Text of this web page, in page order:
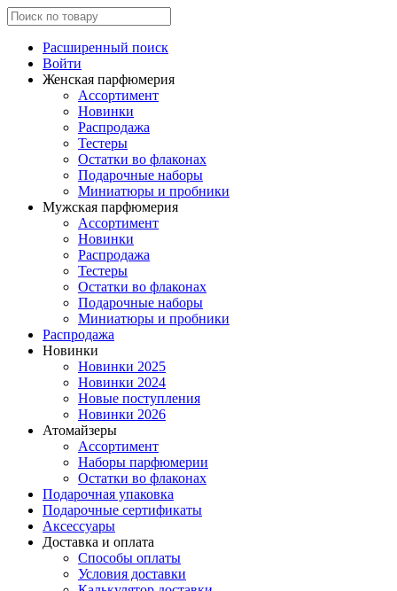
Расширенный поиск
Войти
Женская парфюмерия
Ассортимент
Новинки
Распродажа
Тестеры
Остатки во флаконах
Подарочные наборы
Миниатюры и пробники
Мужская парфюмерия
Ассортимент
Новинки
Распродажа
Тестеры
Остатки во флаконах
Подарочные наборы
Миниатюры и пробники
Распродажа
Новинки
Новинки 2025
Новинки 2024
Новые поступления
Новинки 2026
Атомайзеры
Ассортимент
Наборы парфюмерии
Остатки во флаконах
Подарочная упаковка
Подарочные сертификаты
Аксессуары
Доставка и оплата
Способы оплаты
Условия доставки